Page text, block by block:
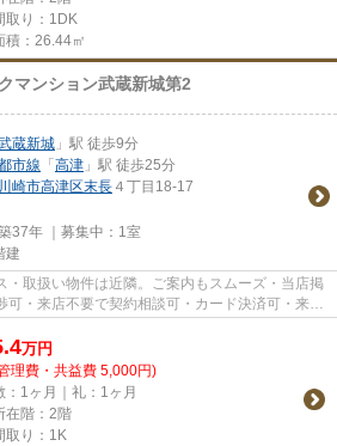
取り：1DK
積：26.44㎡
マンション武蔵新城第2
蔵新城 」駅 徒歩9分
市線 「高津 」駅 徒歩25分
川崎市高津区末長 ４丁目18-17
37年 ｜募集中： 1室
建
・取扱い物件は近隣。ご案内もスムーズ・当店掲
可・来店不要で契約相談可・カード決済可・来店
万円
理費・共益費 5,000円)
：1ヶ月｜礼：1ヶ月
在階：2階
取り：1K